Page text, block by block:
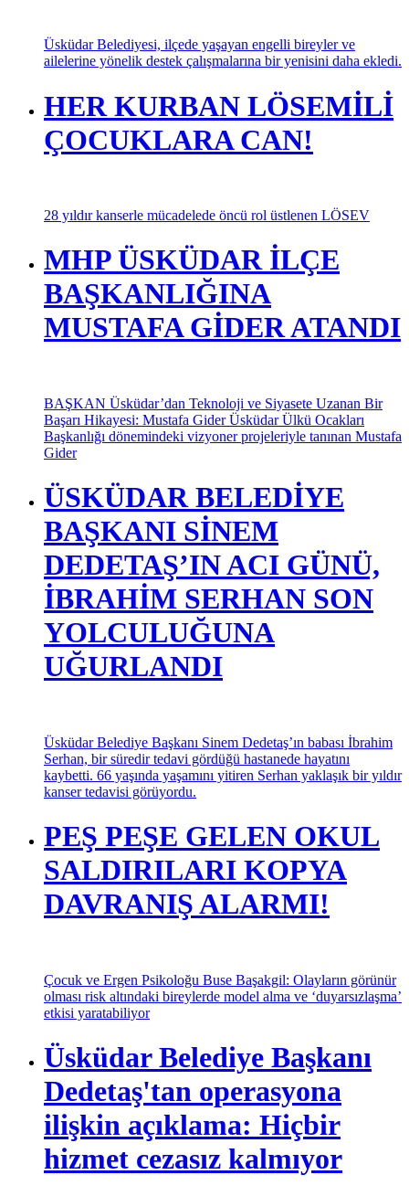
Üsküdar Belediyesi, ilçede yaşayan engelli bireyler ve
ailelerine yönelik destek çalışmalarına bir yenisini daha ekledi.
HER KURBAN LÖSEMİLİ
ÇOCUKLARA CAN!
28 yıldır kanserle mücadelede öncü rol üstlenen LÖSEV
MHP ÜSKÜDAR İLÇE
BAŞKANLIĞINA
MUSTAFA GİDER ATANDI
BAŞKAN Üsküdar’dan Teknoloji ve Siyasete Uzanan Bir
Başarı Hikayesi: Mustafa Gider Üsküdar Ülkü Ocakları
Başkanlığı dönemindeki vizyoner projeleriyle tanınan Mustafa
Gider
ÜSKÜDAR BELEDİYE
BAŞKANI SİNEM
DEDETAŞ’IN ACI GÜNÜ,
İBRAHİM SERHAN SON
YOLCULUĞUNA
UĞURLANDI
Üsküdar Belediye Başkanı Sinem Dedetaş’ın babası İbrahim
Serhan, bir süredir tedavi gördüğü hastanede hayatını
kaybetti. 66 yaşında yaşamını yitiren Serhan yaklaşık bir yıldır
kanser tedavisi görüyordu.
PEŞ PEŞE GELEN OKUL
SALDIRILARI KOPYA
DAVRANIŞ ALARMI!
Çocuk ve Ergen Psikoloğu Buse Başakgil: Olayların görünür
olması risk altındaki bireylerde model alma ve ‘duyarsızlaşma’
etkisi yaratabiliyor
Üsküdar Belediye Başkanı
Dedetaş'tan operasyona
ilişkin açıklama: Hiçbir
hizmet cezasız kalmıyor